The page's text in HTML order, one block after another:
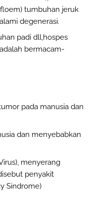
tumbuhan jeruk
degenerasi.
padi dll,hospes
bermacam-
pada manusia dan
dan menyebabkan
menyerang
penyakit
Sindrome)